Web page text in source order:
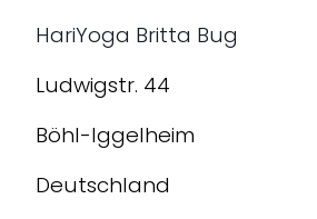
HariYoga Britta Bug
Ludwigstr. 44
Böhl-Iggelheim
Deutschland